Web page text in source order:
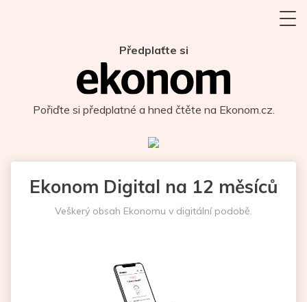
Předplaťte si
Pořiďte si předplatné a hned čtěte na Ekonom.cz.
Ekonom Digital na 12 měsíců
Veškerý obsah Ekonomu v digitální podobě.